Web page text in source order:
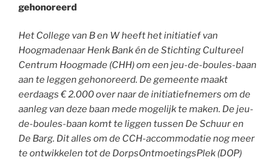
gehonoreerd
Het College van B en W heeft het initiatief van
Hoogmadenaar Henk Bank én de Stichting Cultureel
Centrum Hoogmade (CHH) om een jeu-de-boules-baan
aan te leggen gehonoreerd. De gemeente maakt
eerdaags € 2.000 over naar de initiatiefnemers om de
aanleg van deze baan mede mogelijk te maken. De jeu-
de-boules-baan komt te liggen tussen De Schuur en
De Barg. Dit alles om de CCH-accommodatie nog meer
te ontwikkelen tot de DorpsOntmoetingsPlek (DOP)